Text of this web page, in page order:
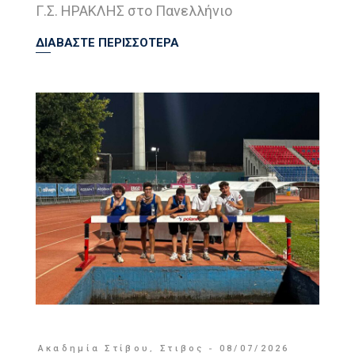
Γ.Σ. ΗΡΑΚΛΗΣ στο Πανελλήνιο
ΔΙΑΒΑΣΤΕ ΠΕΡΙΣΣΟΤΕΡΑ
Ακαδημία Στίβου , Στιβος 08/07/2026